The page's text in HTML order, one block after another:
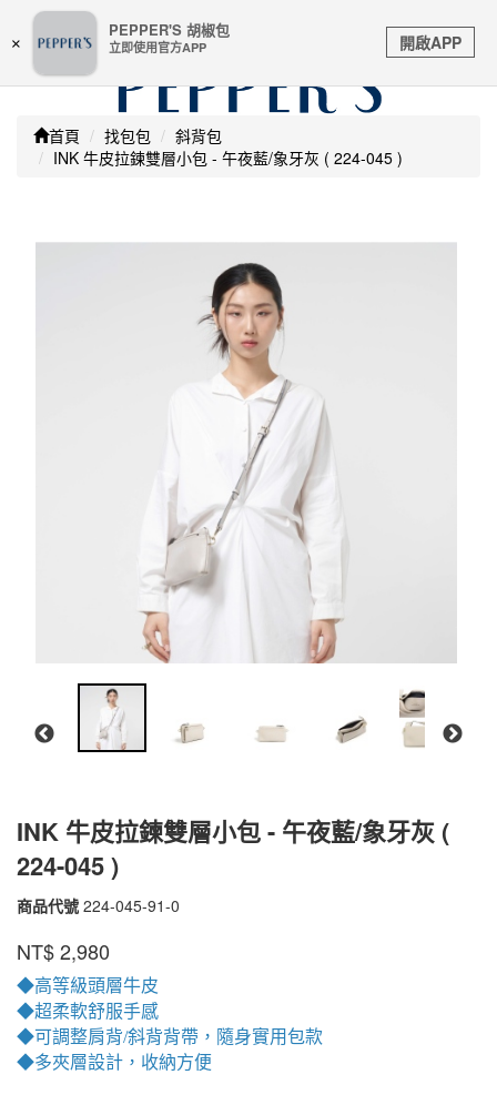
嚴防詐騙 | 本站未透過任何名義要求核對購物資訊 及 信用
卡號等私人資訊，請立即掛斷並撥打165反詐騙專線
Toggle
navigation
首頁 找包包
斜背包
INK 牛皮拉鍊雙層小包 - 午夜藍/象牙灰 ( 224-045 )
INK 牛皮拉鍊雙層小包 - 午夜藍/象牙灰 (
224-045 )
商品代號 224-045-91-0
224-
91-
0
品牌 PEPPER'S
NT$2,980
◆高等級頭層牛皮
◆超柔軟舒服手感
◆可調整肩背/斜背背帶，隨身實用包款
◆多夾層設計，收納方便
×
PEPPER'S 胡椒包
立即使用官方APP 開啟APP